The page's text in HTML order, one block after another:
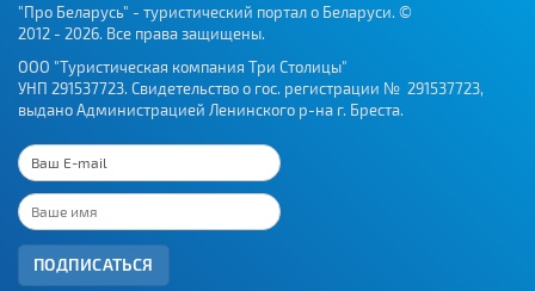
"Про Беларусь" - туристический портал о Беларуси. ©
2012 - 2026. Все права защищены.
ООО "Туристическая компания Три Столицы"
УНП 291537723. Свидетельство о гос. регистрации № 291537723,
выдано Администрацией Ленинского р-на г. Бреста.
ПОДПИСАТЬСЯ